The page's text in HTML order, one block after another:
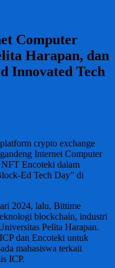
Computer
Harapan, dan
Innovated Tech
crypto exchange
Internet Computer
Encoteki dalam
Ed Tech Day” di
2024, lalu, Bittime
blockchain, industri
Pelita Harapan.
dan Encoteki untuk
mahasiswa terkait
ICP.